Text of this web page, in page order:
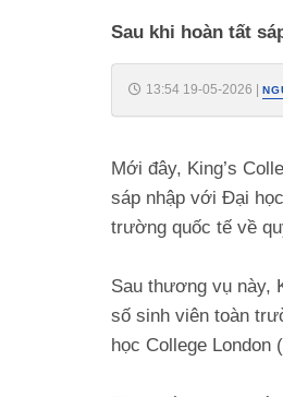
Sau khi hoàn tất
13:54 19-05-2026 |
Mới đây, King’s
sáp nhập với Đại
trường quốc tế về
Sau thương vụ này,
số sinh viên toàn
học College London